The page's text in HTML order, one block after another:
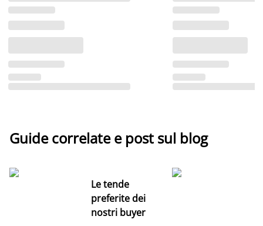
Guide correlate e post sul blog
Le tende
preferite dei
nostri buyer